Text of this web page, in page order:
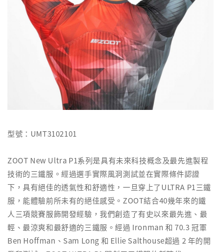
型號：UMT3102101
ZOOT New Ultra P1系列是具有未來科技概念及最先進製程
技術的三鐵服。經過選手實際風洞測試並在實際條件認證
下，具有絕佳的透氣性和舒適性，一旦穿上了ULTRA P1三鐵
服，能體驗前所未有的絕佳感受。ZOOT結合40幾年來的鐵
人三項競賽服飾開發經驗，我們創造了有史以來最先進、最
輕、最涼爽和最舒適的三鐵服。經過 Ironman 和 70.3 冠軍
Ben Hoffman、Sam Long 和 Ellie Salthouse超過 2 年的開